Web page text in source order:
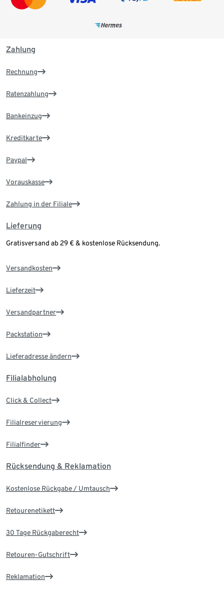
Zahlung
Rechnung
Ratenzahlung
Bankeinzug
Kreditkarte
Paypal
Vorauskasse
Zahlung in der Filiale
Lieferung
Gratisversand ab 29 € & kostenlose Rücksendung.
Versandkosten
Lieferzeit
Versandpartner
Packstation
Lieferadresse ändern
Filialabholung
Click & Collect
Filialreservierung
Filialfinder
Rücksendung & Reklamation
Kostenlose Rückgabe / Umtausch
Retourenetikett
30 Tage Rückgaberecht
Retouren-Gutschrift
Reklamation